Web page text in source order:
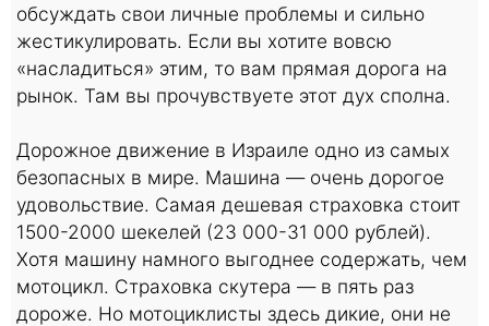
обсуждать свои личные проблемы и сильно
жестикулировать. Если вы хотите вовсю
«насладиться» этим, то вам прямая дорога на
рынок. Там вы прочувствуете этот дух сполна.
Дорожное движение в Израиле одно из самых
безопасных в мире. Машина — очень дорогое
удовольствие. Самая дешевая страховка стоит
1500-2000 шекелей (23 000-31 000 рублей).
Хотя машину намного выгоднее содержать, чем
мотоцикл. Страховка скутера — в пять раз
дороже. Но мотоциклисты здесь дикие, они не